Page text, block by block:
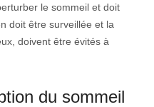
le sommeil et doit
doit être surveillée et la
doivent être évités à
du sommeil